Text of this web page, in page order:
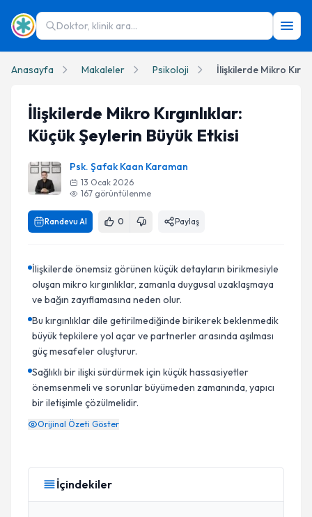
Doktor, klinik ara...
Anasayfa Makaleler Psikoloji
İlişkilerde Mikro Kırgınlıklar:
Küçük Şeylerin Büyük Etkisi
Psk. Şafak Kaan Karaman
13 Ocak 2026
167 görüntülenme
Randevu Al 0 Paylaş
İlişkilerde önemsiz görünen küçük detayların birikmesiyle
oluşan mikro kırgınlıklar, zamanla duygusal uzaklaşmaya
ve bağın zayıflamasına neden olur.
Bu kırgınlıklar dile getirilmediğinde birikerek beklenmedik
büyük tepkilere yol açar ve partnerler arasında aşılması
güç mesafeler oluşturur.
Sağlıklı bir ilişki sürdürmek için küçük hassasiyetler
önemsenmeli ve sorunlar büyümeden zamanında, yapıcı
bir iletişimle çözülmelidir.
Orijinal Özeti Göster
İçindekiler